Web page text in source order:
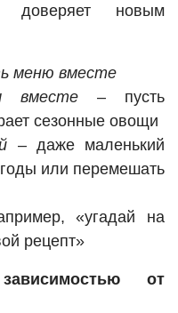
новым
меню вместе
вместе – пусть
сезонные овощи
– даже маленький
или перемешать
«угадай на
рецепт»
от